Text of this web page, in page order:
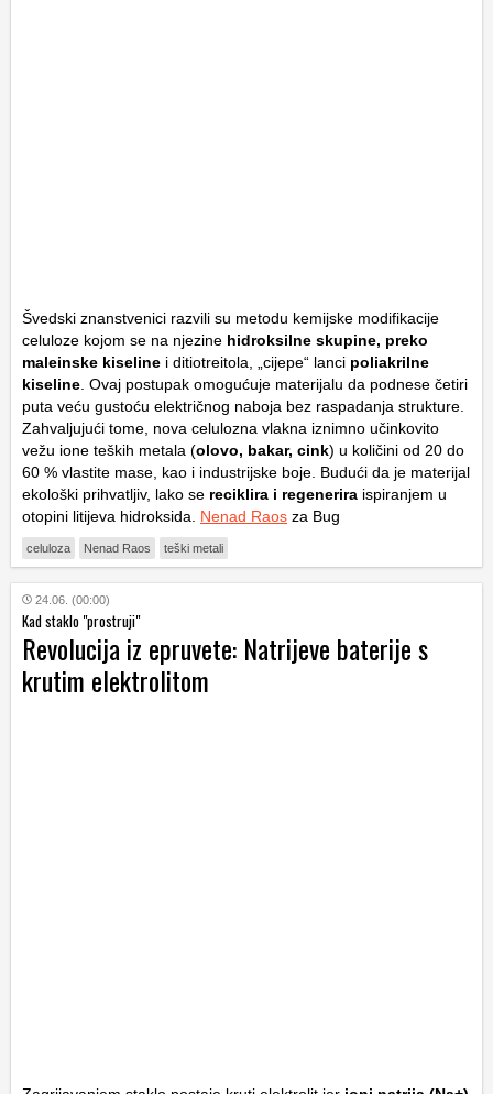
Švedski znanstvenici razvili su metodu kemijske modifikacije
celuloze kojom se na njezine hidroksilne skupine, preko
maleinske kiseline i ditiotreitola, „cijepe“ lanci poliakrilne
kiseline . Ovaj postupak omogućuje materijalu da podnese četiri
puta veću gustoću električnog naboja bez raspadanja strukture.
Zahvaljujući tome, nova celulozna vlakna iznimno učinkovito
vežu ione teških metala (olovo, bakar, cink) u količini od 20 do
60 % vlastite mase, kao i industrijske boje. Budući da je materijal
ekološki prihvatljiv, lako se reciklira i regenerira ispiranjem u
otopini litijeva hidroksida. Nenad Raos za Bug
celuloza Nenad Raos teški metali
24.06. (00:00)
Kad staklo "prostruji"
Revolucija iz epruvete: Natrijeve baterije s
krutim elektrolitom